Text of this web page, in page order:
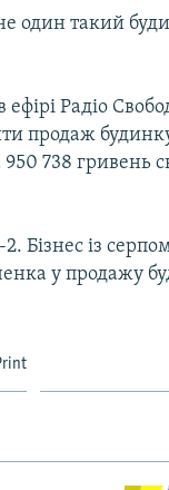
один такий
ефірі Радіо
продаж
950 738 гривень
Бізнес із
у продажу